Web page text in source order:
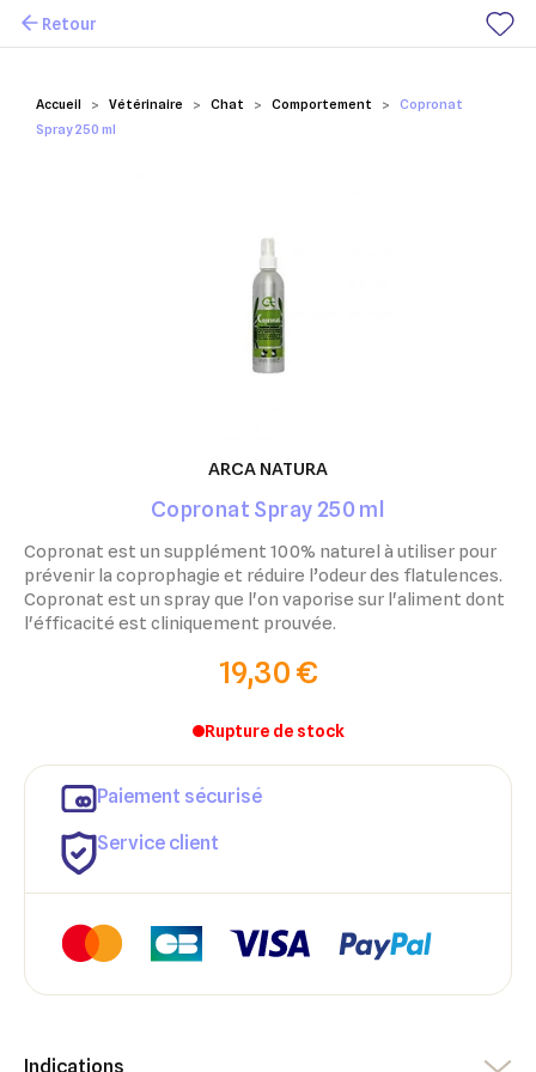
Mes favoris
Accueil Vétérinaire Chat Comportement
Copronat
Spray 250 ml
Retour
ARCA NATURA
Copronat Spray 250 ml
Copronat est un supplément 100% naturel à utiliser pour
prévenir la coprophagie et réduire l’odeur des flatulences.
Copronat est un spray que l'on vaporise sur l'aliment dont
l'éfficacité est cliniquement prouvée.
19,30 €
Rupture de stock
Paiement sécurisé
Service client
Indications
Créer une liste d'envies ×
Connexion ×